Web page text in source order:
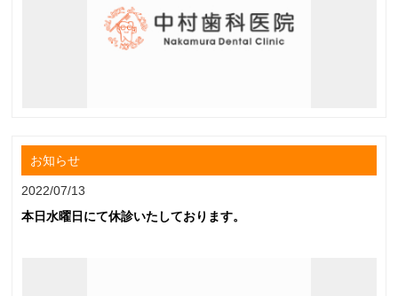
お知らせ
2022/07/13
本日水曜日にて休診いたしております。